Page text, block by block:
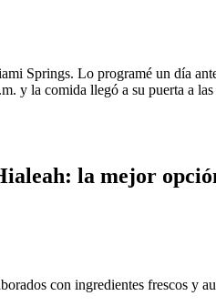
Springs. Lo programé un día
y la comida llegó a su puerta a
la mejor
con ingredientes frescos y